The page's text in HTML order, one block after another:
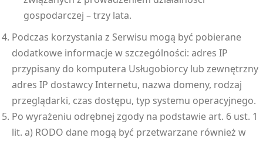
gospodarczej – trzy lata.
Podczas korzystania z Serwisu mogą być pobierane
dodatkowe informacje w szczególności: adres IP
przypisany do komputera Usługobiorcy lub zewnętrzny
adres IP dostawcy Internetu, nazwa domeny, rodzaj
przeglądarki, czas dostępu, typ systemu operacyjnego.
Po wyrażeniu odrębnej zgody na podstawie art. 6 ust. 1
lit. a) RODO dane mogą być przetwarzane również w